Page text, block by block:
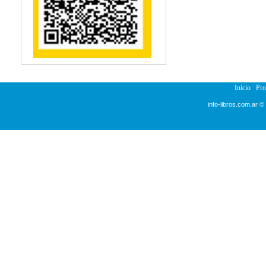
Reumatología
Salud Pública
Sección Medicina
Semiología
Terapia Ocupacional
Veterinaria
Inicio
info-libros.com.ar